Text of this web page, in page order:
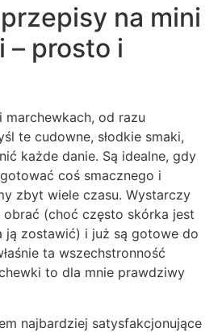
na mini
– prosto i
marchewkach, od razu
te cudowne, słodkie smaki,
każde danie. Są idealne, gdy
coś smacznego i
zbyt wiele czasu. Wystarczy
obrać (choć często skórka jest
ją zostawić) i już są gotowe do
ta wszechstronność
to dla mnie prawdziwy
najbardziej satysfakcjonujące